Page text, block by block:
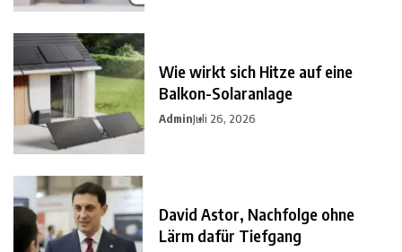
Wie wirkt sich Hitze auf eine
Balkon-Solaranlage
AdminJuli 26, 2026
David Astor, Nachfolge ohne
Lärm dafür Tiefgang